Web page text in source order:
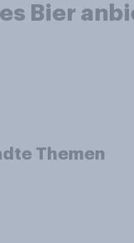
Bier
Themen